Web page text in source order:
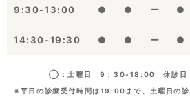
9:30-13:00 ● ● ー ●
14:30-19:30 ● ● ー ●
◯：土曜日 9：30-18:00 休診日：
※平日の診療受付時間は19:00まで、土曜日の